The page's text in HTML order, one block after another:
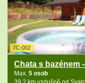
7C-002
Chata s bazénem
Max. 5 osob